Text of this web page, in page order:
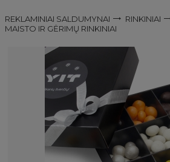
REKLAMINIAI SALDUMYNAI
RINKINIAI
MAISTO IR GĖRIMŲ RINKINIAI